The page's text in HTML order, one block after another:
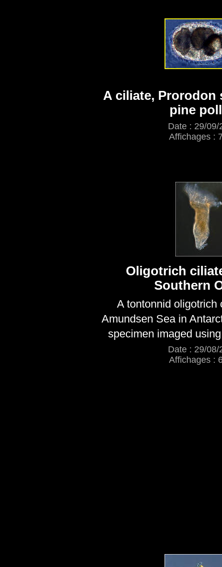
A ciliate, Prorodon
pine
Date : 29/09/
Affichages :
Oligotrich
Southern
A tontonnid oligotrich
Amundsen Sea in
specimen imaged
Date : 29/08/
Affichages :